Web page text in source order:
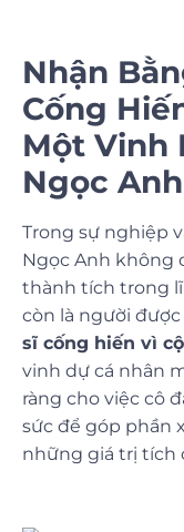
Nhận
Cống
Một Vinh
Ngọc Anh
Trong sự nghiệp
Ngọc Anh không
thành tích trong
còn là người
sĩ cống hiến vì
vinh dự cá nhân
ràng cho việc cô
sức để góp phần
những giá trị tích